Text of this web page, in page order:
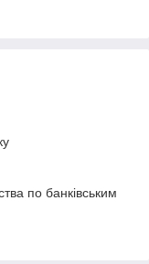
по банківським